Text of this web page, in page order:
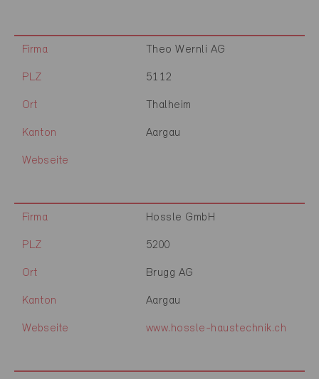
Firma Theo Wernli AG
PLZ 5112
Ort Thalheim
Kanton Aargau
Webseite
Firma Hossle GmbH
PLZ 5200
Ort Brugg AG
Kanton Aargau
Webseite www.hossle-haustechnik.ch